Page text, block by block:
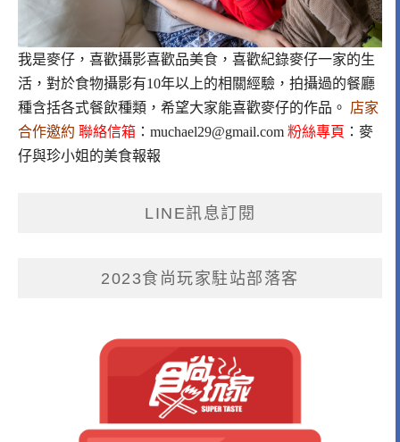
我是麥仔，喜歡攝影喜歡品美食，喜歡紀錄麥仔一家的生
活，對於食物攝影有10年以上的相關經驗，拍攝過的餐廳
種含括各式餐飲種類，希望大家能喜歡麥仔的作品。 店家
合作邀約 聯絡信箱 ： muchael29@gmail.com 粉絲專頁 ： 麥
仔與珍小姐的美食報報
LINE訊息訂閱
2023食尚玩家駐站部落客